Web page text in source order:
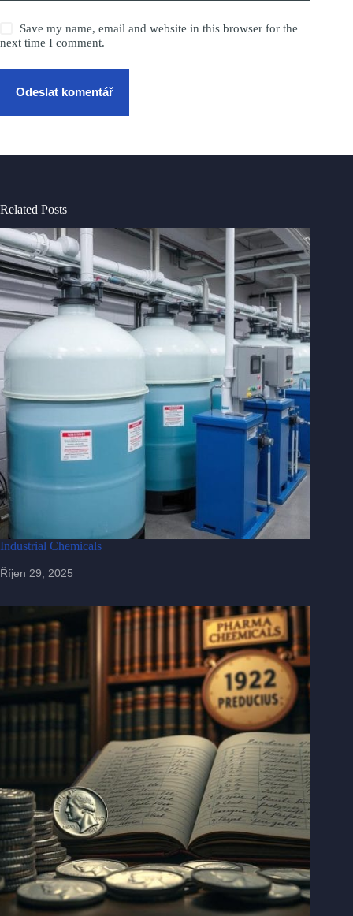
Save my name, email and website in this browser for the
next time I comment.
Odeslat komentář
Related Posts
Industrial Chemicals
Říjen 29, 2025